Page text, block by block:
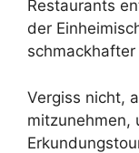
Restaurants
der
schmackhafter
Vergiss nicht,
mitzunehmen,